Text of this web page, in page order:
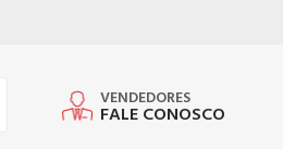
VENDEDORES
FALE CONOSCO